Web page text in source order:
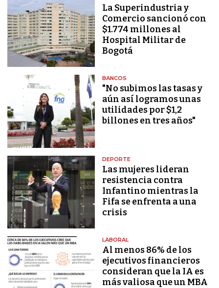
La Superindustria y
Comercio sancionó con
$1.774 millones al
Hospital Militar de
Bogotá
BANCOS
"No subimos las tasas y
aún así logramos unas
utilidades por $1,2
billones en tres años"
DEPORTE
Las mujeres lideran
resistencia contra
Infantino mientras la
Fifa se enfrenta a una
crisis
LABORAL
Al menos 86% de los
ejecutivos financieros
consideran que la IA es
más valiosa que un MBA